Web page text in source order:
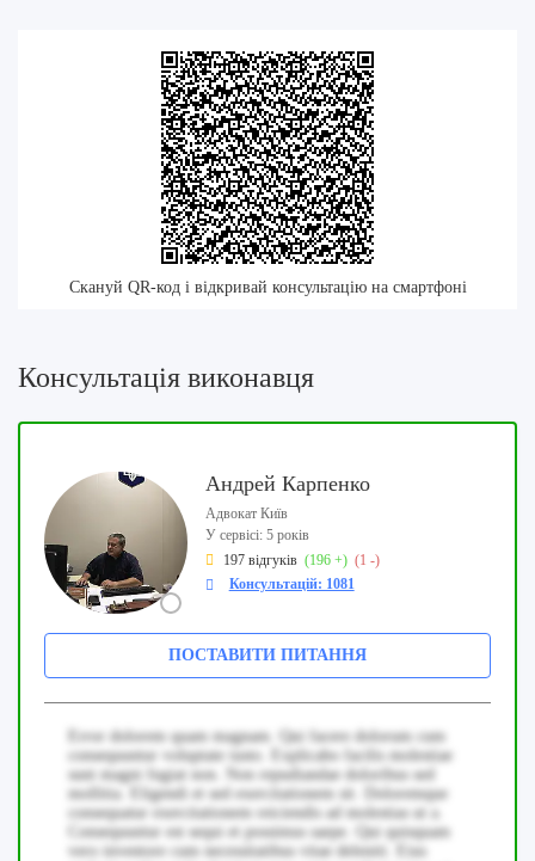
Скануй QR-код і відкривай консультацію на смартфоні
Консультація виконавця
Андрей Карпенко
Адвокат Київ
У сервісі: 5 років
197 відгуків (196 +) (1 -)
Консультацій: 1081
ПОСТАВИТИ ПИТАННЯ
Error dolorem quam magnam. Qui facere dolorum cum
consequuntur voluptate iusto. Explicabo facilis molestiae
sunt magni fugiat non. Non repudiandae doloribus sed
mollitia. Eligendi et sed exercitationem sit. Doloremque
consequatur exercitationem reiciendis ad molestias ut a.
Consequuntur est sequi et possimus saepe. Qui quisquam
vero inventore cum necessitatibus vitae deleniti. Eius